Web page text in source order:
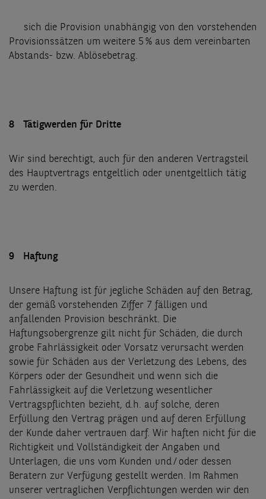
sich die Provision unabhängig von den vorstehenden
Provisionssätzen um weitere 5 % aus dem vereinbarten
Abstands- bzw. Ablösebetrag.
8 Tätigwerden für Dritte
Wir sind berechtigt, auch für den anderen Vertragsteil
des Hauptvertrags entgeltlich oder unentgeltlich tätig
zu werden.
9 Haftung
Unsere Haftung ist für jegliche Schäden auf den Betrag,
der gemäß vorstehenden Ziffer 7 fälligen und
anfallenden Provision beschränkt. Die
Haftungsobergrenze gilt nicht für Schäden, die durch
grobe Fahrlässigkeit oder Vorsatz verursacht werden
sowie für Schäden aus der Verletzung des Lebens, des
Körpers oder der Gesundheit und wenn sich die
Fahrlässigkeit auf die Verletzung wesentlicher
Vertragspflichten bezieht, d.h. auf solche, deren
Erfüllung den Vertrag prägen und auf deren Erfüllung
der Kunde daher vertrauen darf. Wir haften nicht für die
Richtigkeit und Vollständigkeit der Angaben und
Unterlagen, die uns vom Kunden und / oder dessen
Beratern zur Verfügung gestellt werden. Im Rahmen
unserer vertraglichen Verpflichtungen werden wir den